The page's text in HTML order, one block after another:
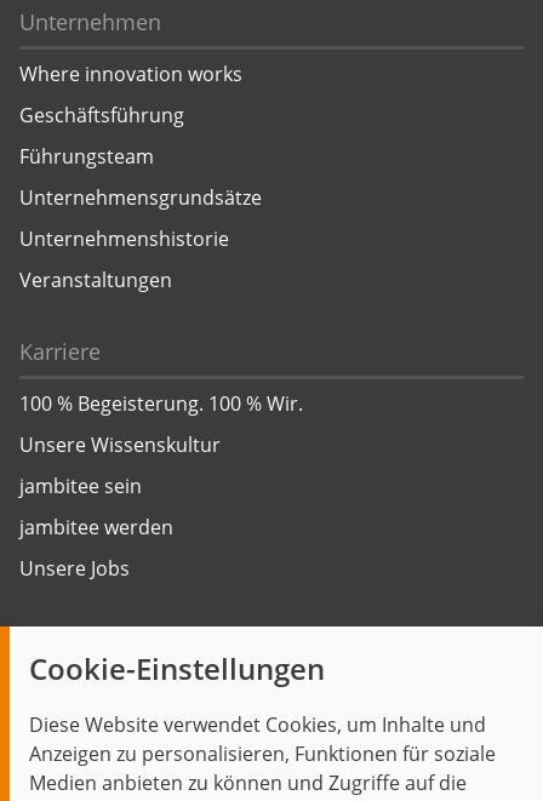
Cookie-Einstellungen
Diese Website verwendet Cookies, um Inhalte und
Anzeigen zu personalisieren, Funktionen für soziale
Medien anbieten zu können und Zugriffe auf die
Unternehmen
Where innovation works
Geschäftsführung
Führungsteam
Unternehmensgrundsätze
Unternehmenshistorie
Veranstaltungen
Karriere
100 % Begeisterung. 100 % Wir.
Unsere Wissenskultur
jambitee sein
jambitee werden
Unsere Jobs
Themen im Fokus
Events